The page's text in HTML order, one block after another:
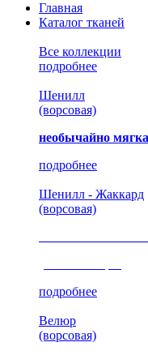
Главная
Каталог тканей
Все коллекции
подробнее
Шенилл
(ворсовая)
необычайно
подробнее
Шенилл - Жаккард
(ворсовая)
подробнее
Велюр
(ворсовая)